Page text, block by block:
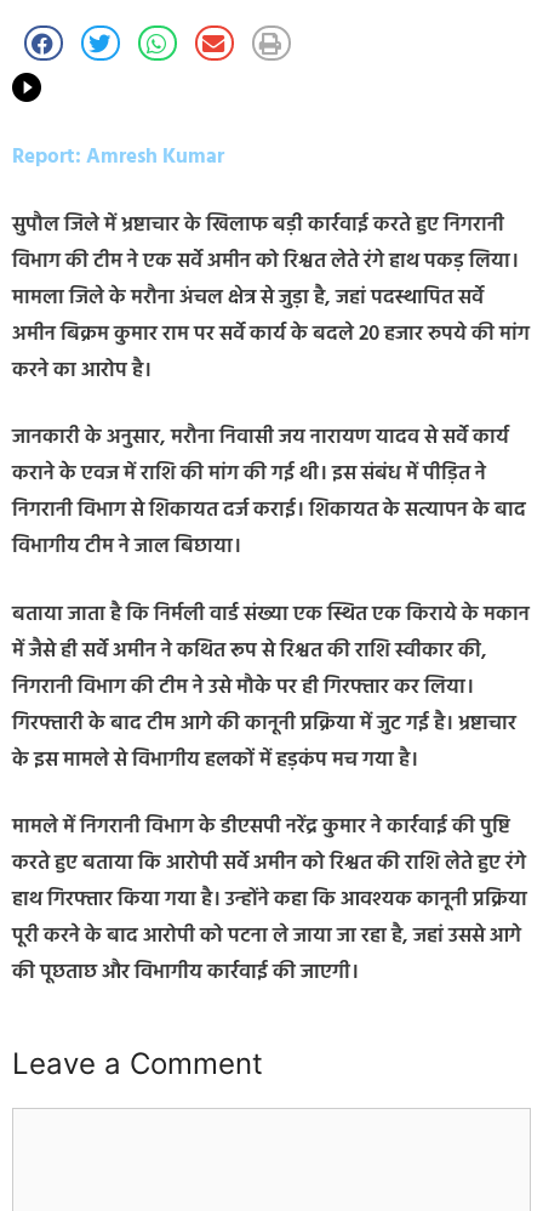
Report: Amresh Kumar
सुपौल जिले में भ्रष्टाचार के खिलाफ बड़ी कार्रवाई करते हुए निगरानी
विभाग की टीम ने एक सर्वे अमीन को रिश्वत लेते रंगे हाथ पकड़ लिया।
मामला जिले के मरौना अंचल क्षेत्र से जुड़ा है, जहां पदस्थापित सर्वे
अमीन बिक्रम कुमार राम पर सर्वे कार्य के बदले 20 हजार रुपये की मांग
करने का आरोप है।
जानकारी के अनुसार, मरौना निवासी जय नारायण यादव से सर्वे कार्य
कराने के एवज में राशि की मांग की गई थी। इस संबंध में पीड़ित ने
निगरानी विभाग से शिकायत दर्ज कराई। शिकायत के सत्यापन के बाद
विभागीय टीम ने जाल बिछाया।
बताया जाता है कि निर्मली वार्ड संख्या एक स्थित एक किराये के मकान
में जैसे ही सर्वे अमीन ने कथित रूप से रिश्वत की राशि स्वीकार की,
निगरानी विभाग की टीम ने उसे मौके पर ही गिरफ्तार कर लिया।
गिरफ्तारी के बाद टीम आगे की कानूनी प्रक्रिया में जुट गई है। भ्रष्टाचार
के इस मामले से विभागीय हलकों में हड़कंप मच गया है।
मामले में निगरानी विभाग के डीएसपी नरेंद्र कुमार ने कार्रवाई की पुष्टि
करते हुए बताया कि आरोपी सर्वे अमीन को रिश्वत की राशि लेते हुए रंगे
हाथ गिरफ्तार किया गया है। उन्होंने कहा कि आवश्यक कानूनी प्रक्रिया
पूरी करने के बाद आरोपी को पटना ले जाया जा रहा है, जहां उससे आगे
की पूछताछ और विभागीय कार्रवाई की जाएगी।
Leave a Comment